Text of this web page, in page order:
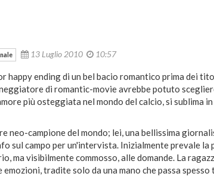
13 Luglio 2010 10:57
happy ending di un bel bacio romantico prima dei
di romantic-movie avrebbe potuto
più osteggiata nel mondo del calcio, si sublima
neo-campione del mondo; lei, una bellissima
sul campo per un'intervista. Inizialmente prevale
ma visibilmente commosso, alle domande. La
emozioni, tradite solo da una mano che passa spesso